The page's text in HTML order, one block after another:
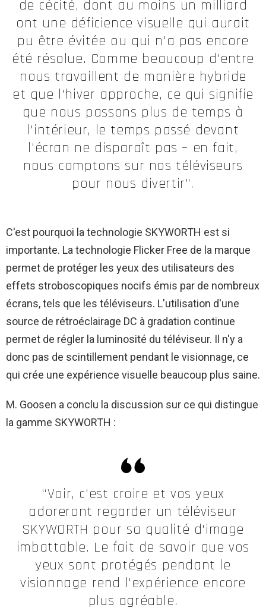
de cécité, dont au moins un milliard
ont une déficience visuelle qui aurait
pu être évitée ou qui n'a pas encore
été résolue. Comme beaucoup d'entre
nous travaillent de manière hybride
et que l'hiver approche, ce qui signifie
que nous passons plus de temps à
l'intérieur, le temps passé devant
l'écran ne disparaît pas – en fait,
nous comptons sur nos téléviseurs
pour nous divertir”.
C'est pourquoi la technologie SKYWORTH est si
importante. La technologie Flicker Free de la marque
permet de protéger les yeux des utilisateurs des
effets stroboscopiques nocifs émis par de nombreux
écrans, tels que les téléviseurs. L'utilisation d'une
source de rétroéclairage DC à gradation continue
permet de régler la luminosité du téléviseur. Il n'y a
donc pas de scintillement pendant le visionnage, ce
qui crée une expérience visuelle beaucoup plus saine.
M. Goosen a conclu la discussion sur ce qui distingue
la gamme SKYWORTH :
“Voir, c'est croire et vos yeux
adoreront regarder un téléviseur
SKYWORTH pour sa qualité d'image
imbattable. Le fait de savoir que vos
yeux sont protégés pendant le
visionnage rend l'expérience encore
plus agréable.